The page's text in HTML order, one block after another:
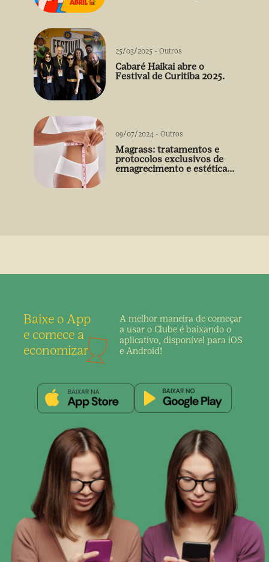
25/03/2025 - Outros
Cabaré Haikai abre o
Festival de Curitiba 2025.
09/07/2024 - Outros
Magrass: tratamentos e
protocolos exclusivos de
emagrecimento e estética
Baixe o App
e comece a
economizar
A melhor maneira de começar
a usar o Clube é baixando o
aplicativo, disponível para iOS
e Android!